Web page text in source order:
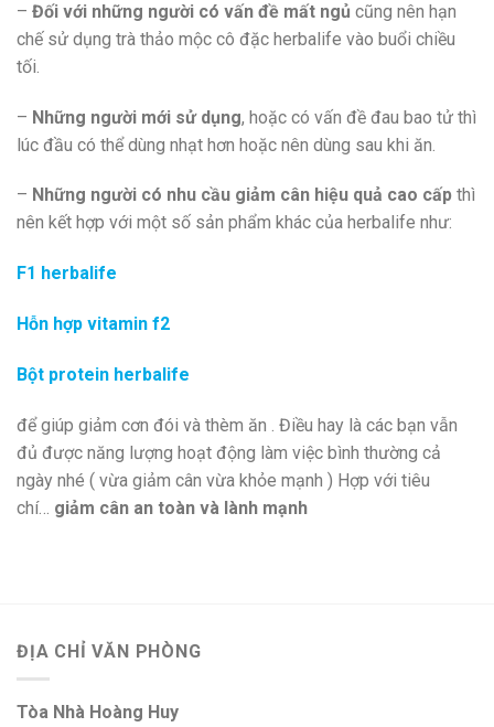
– Đối với những người có vấn đề mất ngủ cũng nên hạn
chế sử dụng trà thảo mộc cô đặc herbalife vào buổi chiều
tối.
– Những người mới sử dụng, hoặc có vấn đề đau bao tử thì
lúc đầu có thể dùng nhạt hơn hoặc nên dùng sau khi ăn.
– Những người có nhu cầu giảm cân hiệu quả cao cấp thì
nên kết hợp với một số sản phẩm khác của herbalife như:
F1 herbalife
Hỗn hợp vitamin f2
Bột protein herbalife
để giúp giảm cơn đói và thèm ăn . Điều hay là các bạn vẫn
đủ được năng lượng hoạt động làm việc bình thường cả
ngày nhé ( vừa giảm cân vừa khỏe mạnh ) Hợp với tiêu
chí… giảm cân an toàn và lành mạnh
ĐỊA CHỈ VĂN PHÒNG
Tòa Nhà Hoàng Huy